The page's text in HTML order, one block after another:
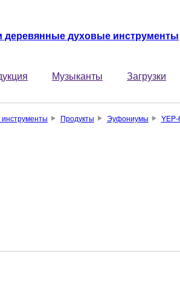
деревянные духовые инструменты
Музыканты Загрузки
Продукты Эуфониумы